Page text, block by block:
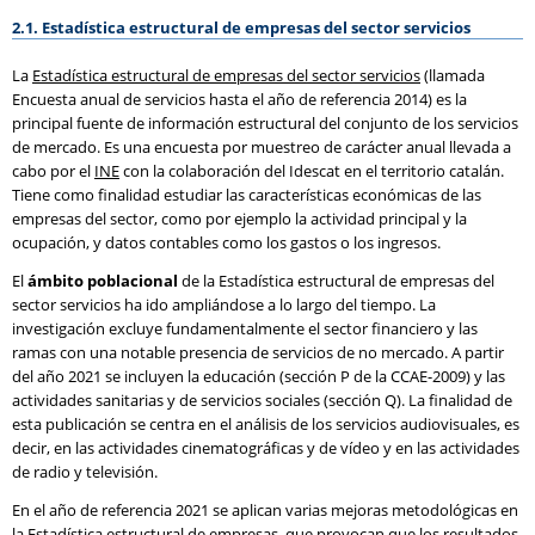
2.1. Estadística estructural de empresas del sector servicios
La Estadística estructural de empresas del sector servicios(llamada
Encuesta anual de servicios hasta el año de referencia 2014) es la
principal fuente de información estructural del conjunto de los servicios
de mercado. Es una encuesta por muestreo de carácter anual llevada a
cabo por el INEcon la colaboración del Idescat en el territorio catalán.
Tiene como finalidad estudiar las características económicas de las
empresas del sector, como por ejemplo la actividad principal y la
ocupación, y datos contables como los gastos o los ingresos.
Elámbito poblacional de la Estadística estructural de empresas del
sector servicios ha ido ampliándose a lo largo del tiempo. La
investigación excluye fundamentalmente el sector financiero y las
ramas con una notable presencia de servicios de no mercado. A partir
del año 2021 se incluyen la educación (sección P de la CCAE-2009) y las
actividades sanitarias y de servicios sociales (sección Q). La finalidad de
esta publicación se centra en el análisis de los servicios audiovisuales, es
decir, en las actividades cinematográficas y de vídeo y en las actividades
de radio y televisión.
En el año de referencia 2021 se aplican varias mejoras metodológicas en